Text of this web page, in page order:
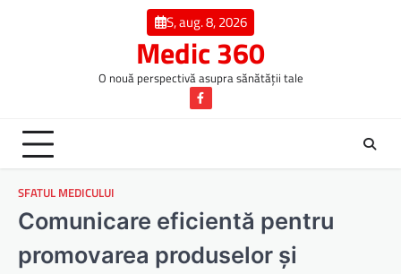
S, aug. 8, 2026
Medic 360
O nouă perspectivă asupra sănătății tale
Facebook
SFATUL MEDICULUI
Comunicare eficientă pentru
promovarea produselor și